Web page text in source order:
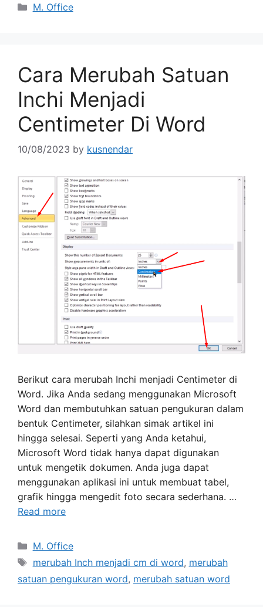
Categories
M. Office
Cara Merubah Satuan
Inchi Menjadi
Centimeter Di Word
10/08/2023 by kusnendar
Berikut cara merubah Inchi menjadi Centimeter di
Word. Jika Anda sedang menggunakan Microsoft
Word dan membutuhkan satuan pengukuran dalam
bentuk Centimeter, silahkan simak artikel ini
hingga selesai. Seperti yang Anda ketahui,
Microsoft Word tidak hanya dapat digunakan
untuk mengetik dokumen. Anda juga dapat
menggunakan aplikasi ini untuk membuat tabel,
grafik hingga mengedit foto secara sederhana. …
Read more
Categories
M. Office
Tags
merubah Inch menjadi cm di word, merubah
satuan pengukuran word, merubah satuan word